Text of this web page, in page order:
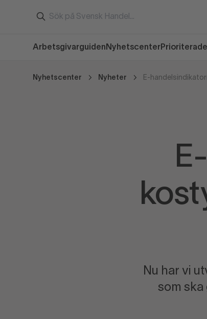
Arbetsgivarguiden Nyhetscenter
Nyhetscenter Nyheter
Nu har vi
som